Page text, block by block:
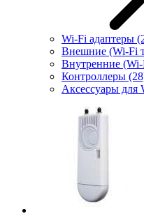
Wi-Fi адаптеры
Внешние (Wi-Fi
Внутренние
Контроллеры
Аксессуары для